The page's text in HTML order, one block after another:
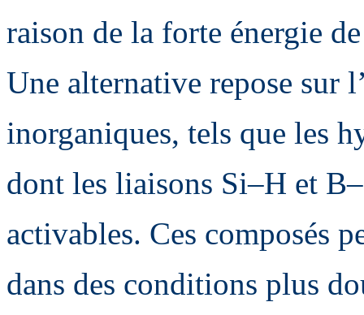
raison de la forte énergie
Une alternative repose sur
inorganiques, tels que les
dont les liaisons Si–H et
activables. Ces composés
dans des conditions plus